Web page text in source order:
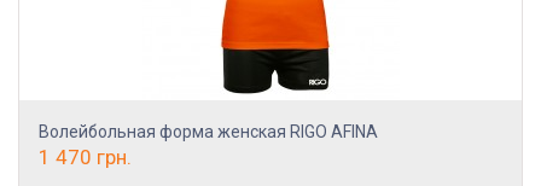
Волейбольная форма женская RIGO AFINA
1 470 грн.